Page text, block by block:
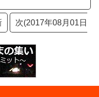
次(2017年08月01日